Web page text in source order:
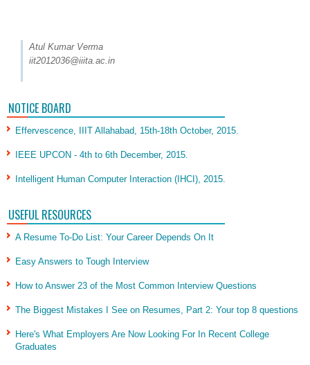
Atul Kumar Verma
iit2012036@iiita.ac.in
NOTICE BOARD
Effervescence, IIIT Allahabad, 15th-18th October, 2015.
IEEE UPCON - 4th to 6th December, 2015.
Intelligent Human Computer Interaction (IHCI), 2015.
USEFUL RESOURCES
A Resume To-Do List: Your Career Depends On It
Easy Answers to Tough Interview
How to Answer 23 of the Most Common Interview Questions
The Biggest Mistakes I See on Resumes, Part 2: Your top 8 questions
Here's What Employers Are Now Looking For In Recent College
Graduates